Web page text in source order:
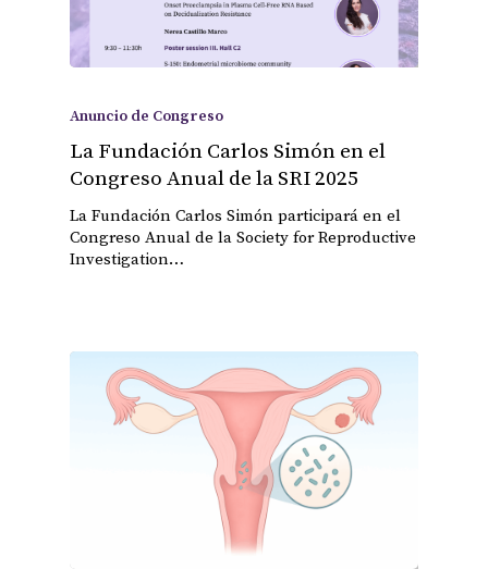
Anuncio de Congreso
La Fundación Carlos Simón en el
Congreso Anual de la SRI 2025
La Fundación Carlos Simón participará en el
Congreso Anual de la Society for Reproductive
Investigation…